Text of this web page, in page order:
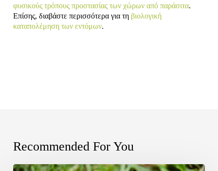
φυσικούς τρόπους προστασίας των χώρων από παράσιτα.
Επίσης, διαβάστε περισσότερα για τη βιολογική
καταπολέμηση των εντόμων.
Recommended For You
Ίουλοι-